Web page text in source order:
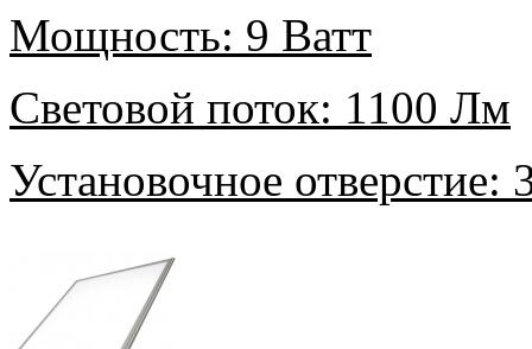
Мощность: 9 Ватт
Световой поток: 1100 Лм
Установочное отверстие: